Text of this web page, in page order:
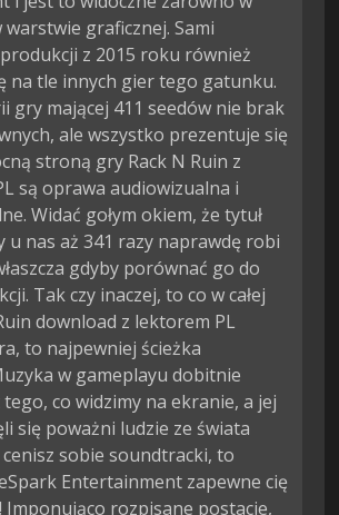
graficznej. Sami
z 2015 roku również
na tle innych gier tego gatunku.
gry mającej 411 seedów nie brak
ale wszystko prezentuje się
stroną gry Rack N Ruin z
są oprawa audiowizualna i
Widać gołym okiem, że tytuł
nas aż 341 razy naprawdę robi
gdyby porównać go do
Tak czy inaczej, to co w całej
download z lektorem PL
to najpewniej ścieżka
w gameplayu dobitnie
co widzimy na ekranie, a jej
się poważni ludzie ze świata
cenisz sobie soundtracki, to
Entertainment zapewne cię
Imponująco rozpisane postacie,